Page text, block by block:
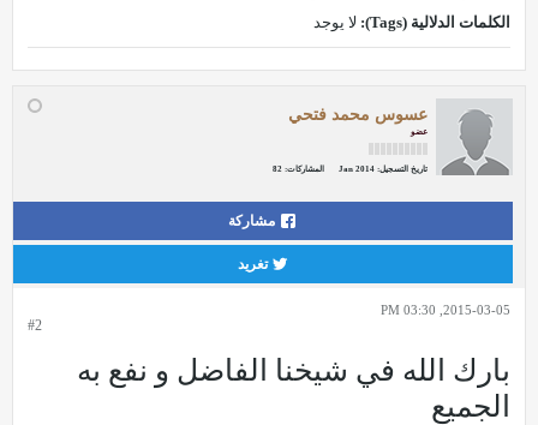
الكلمات الدلالية (Tags): لا يوجد
عسوس محمد فتحي
عضو
تاريخ التسجيل: Jan 2014 المشاركات: 82
مشاركة
تغريد
#2
2015-03-05, 03:30 PM
بارك الله في شيخنا الفاضل و نفع به
الجميع